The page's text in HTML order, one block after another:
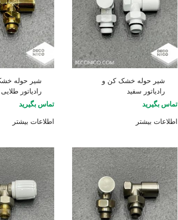
شیر حوله خشک کن و
رادیاتور سفید
تماس بگیرید
اطلاعات بیشتر
شیر حوله
رادیاتور
تماس بگیرید
اطلاعات بیشتر